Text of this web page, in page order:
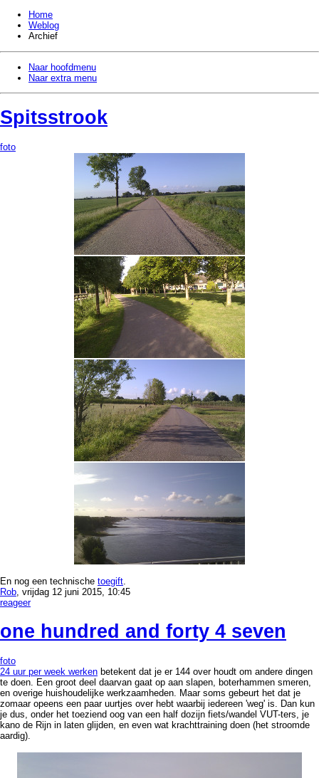
Home
Weblog
Archief
Naar hoofdmenu
Naar extra menu
Spitsstrook
foto
En nog een technische toegift.
Rob, vrijdag 12 juni 2015, 10:45
reageer
one hundred and forty 4 seven
foto
24 uur per week werken betekent dat je er 144 over houdt om andere dingen
te doen. Een groot deel daarvan gaat op aan slapen, boterhammen smeren,
en overige huishoudelijke werkzaamheden. Maar soms gebeurt het dat je
zomaar opeens een paar uurtjes over hebt waarbij iedereen 'weg' is. Dan kun
je dus, onder het toeziend oog van een half dozijn fiets/wandel VUT-ters, je
kano de Rijn in laten glijden, en even wat krachttraining doen (het stroomde
aardig).